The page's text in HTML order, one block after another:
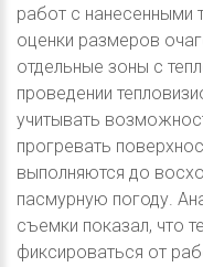
работ с нанесенными
оценки размеров
отдельные зоны с
проведении
учитывать
прогревать
выполняются до
пасмурную погоду.
съемки показал, что
фиксироваться от